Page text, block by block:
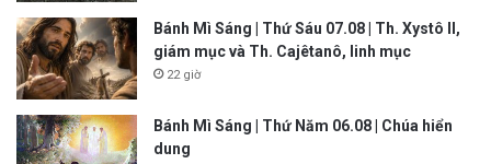
Bánh Mì Sáng | Thứ Sáu 07.08 | Th. Xystô II,
giám mục và Th. Cajêtanô, linh mục
22 giờ
Bánh Mì Sáng | Thứ Năm 06.08 | Chúa hiển
dung